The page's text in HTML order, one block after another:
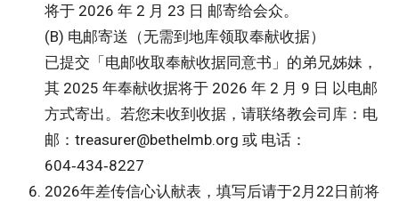
将于 2026 年 2 月 23 日 邮寄给会众。
(B) 电邮寄送（无需到地库领取奉献收据）
已提交「电邮收取奉献收据同意书」的弟兄姊妹，
其 2025 年奉献收据将于 2026 年 2 月 9 日 以电邮
方式寄出。若您未收到收据，请联络教会司库：电
邮：treasurer@bethelmb.org 或 电话：
604‑434‑8227
2026年差传信心认献表，填写后请于2月22日前将